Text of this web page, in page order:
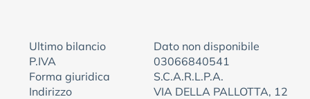
Ultimo bilancio
Dato non disponibile
P.IVA
03066840541
Forma giuridica
S.C.A.R.L.P.A.
Indirizzo
VIA DELLA PALLOTTA, 12